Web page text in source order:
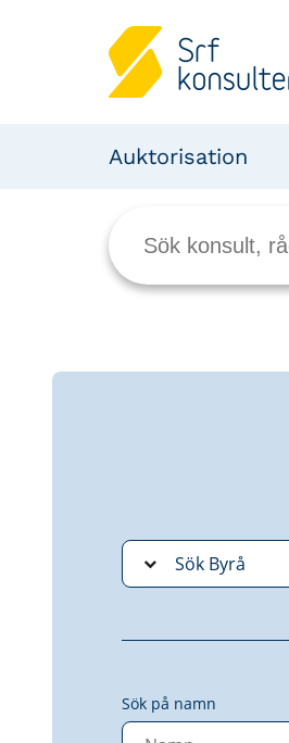
Auktorisation
Sök på namn